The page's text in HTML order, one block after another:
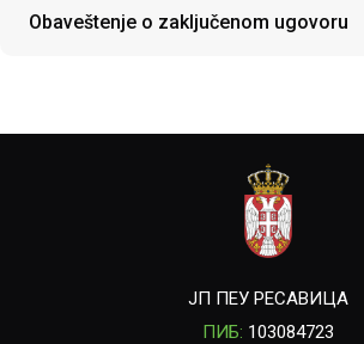
Obaveštenje o zaključenom ugovoru
ЈП ПЕУ РЕСАВИЦА
ПИБ: 103084723